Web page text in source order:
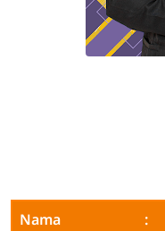
Nama :